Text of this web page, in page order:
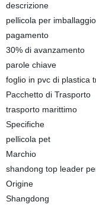
descrizione
pellicola per
pagamento
30% di avanzamento
parole chiave
foglio in pvc di plastica
Pacchetto di Trasporto
trasporto marittimo
Specifiche
pellicola pet
Marchio
shandong top leader
Origine
Shangdong